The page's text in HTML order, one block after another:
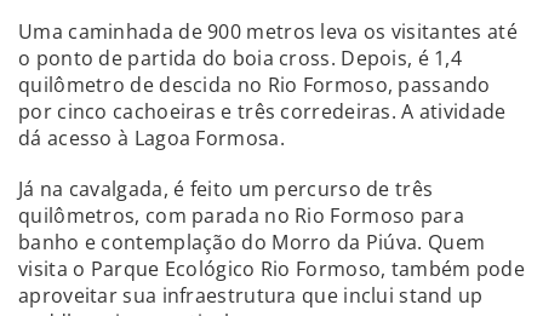
Uma caminhada de 900 metros leva os visitantes até
o ponto de partida do boia cross. Depois, é 1,4
quilômetro de descida no Rio Formoso, passando
por cinco cachoeiras e três corredeiras. A atividade
dá acesso à Lagoa Formosa.
Já na cavalgada, é feito um percurso de três
quilômetros, com parada no Rio Formoso para
banho e contemplação do Morro da Piúva. Quem
visita o Parque Ecológico Rio Formoso, também pode
aproveitar sua infraestrutura que inclui stand up